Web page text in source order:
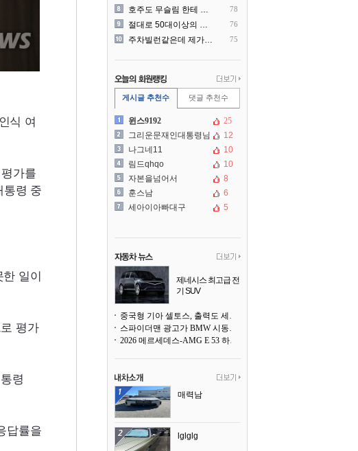
식 여
가를
통령 중
일이
평가
령
답률을
호주도 무슬림 한테 점령 당.. 78
절대로 50대이상의 딜러를 .. 76
주차빌런같은데 제가 잘못한건.. 75
게시글 추천수 댓글 추천수
윈스9192
25
그리운문재인대통령님
12
나그네11
10
림드qhqo
10
자본을넘어서
8
훈스남
6
세아이아빠대구
5
제네시스 최고급 전
기 SUV
중국형 기아 셀토스, 출력도 세지고 27인치 초대형 디스플레이까지
스파이더맨 광고가 BMW 시동화면을 점령하다, 오너들은 불만
2026 메르세데스-AMG E 53 하이브리드 왜건 시승기
매력남
lglglg